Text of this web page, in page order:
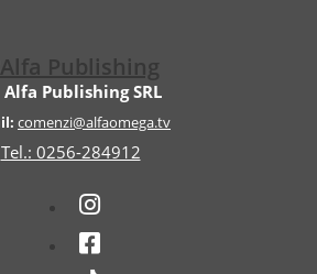
Alfa Publishing SRL
comenzi@alfaomega.tv
Tel.: 0256-284912